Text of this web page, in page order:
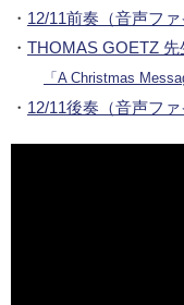
・ 12/11前奏（音声ファ
・ THOMAS GOETZ 先
「A Christmas
・ 12/11後奏（音声ファ